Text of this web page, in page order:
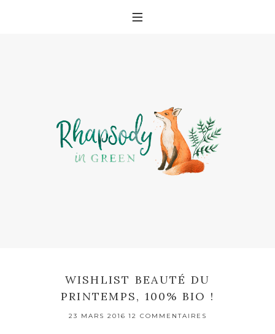
WISHLIST BEAUTÉ DU
PRINTEMPS, 100% BIO !
23 MARS 2016 12 COMMENTAIRES